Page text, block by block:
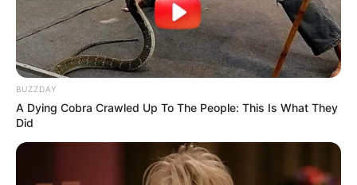
BUZZDAY
A Dying Cobra Crawled Up To The People: This Is What They
Did